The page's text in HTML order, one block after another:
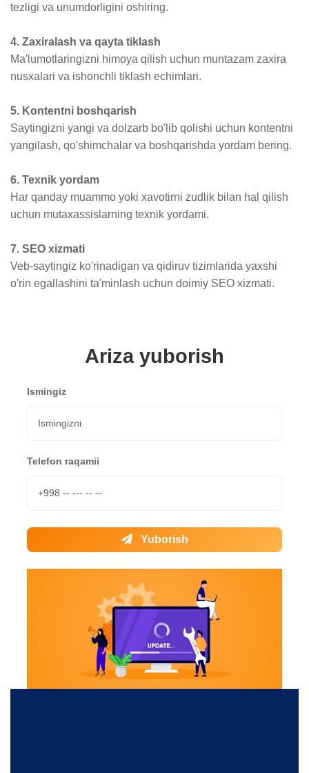
tezligi va unumdorligini oshiring.
4. Zaxiralash va qayta tiklash
Ma'lumotlaringizni himoya qilish uchun muntazam zaxira
nusxalari va ishonchli tiklash echimlari.
5. Kontentni boshqarish
Saytingizni yangi va dolzarb bo'lib qolishi uchun kontentni
yangilash, qo'shimchalar va boshqarishda yordam bering.
6. Texnik yordam
Har qanday muammo yoki xavotirni zudlik bilan hal qilish
uchun mutaxassislarning texnik yordami.
7. SEO xizmati
Veb-saytingiz ko'rinadigan va qidiruv tizimlarida yaxshi
o'rin egallashini ta'minlash uchun doimiy SEO xizmati.
Ariza yuborish
Ismingiz
Telefon raqamii
Yuborish